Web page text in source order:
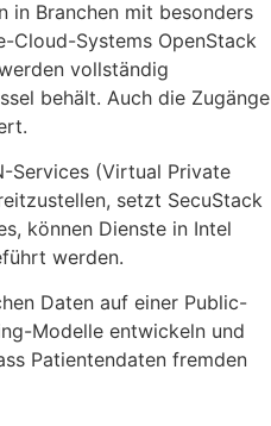
in Branchen mit besonders
Cloud-Systems OpenStack
vollständig
behält. Auch die Zugänge
Services (Virtual Private
setzt SecuStack
können Dienste in Intel
werden.
Daten auf einer Public-
Modelle entwickeln und
Patientendaten fremden